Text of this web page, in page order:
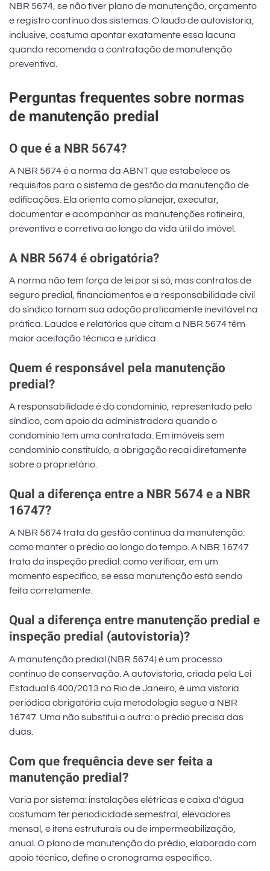
NBR 5674, se não tiver plano de manutenção, orçamento
e registro contínuo dos sistemas. O laudo de autovistoria,
inclusive, costuma apontar exatamente essa lacuna
quando recomenda a contratação de manutenção
preventiva.
Perguntas frequentes sobre normas
de manutenção predial
O que é a NBR 5674?
A NBR 5674 é a norma da ABNT que estabelece os
requisitos para o sistema de gestão da manutenção de
edificações. Ela orienta como planejar, executar,
documentar e acompanhar as manutenções rotineira,
preventiva e corretiva ao longo da vida útil do imóvel.
A NBR 5674 é obrigatória?
A norma não tem força de lei por si só, mas contratos de
seguro predial, financiamentos e a responsabilidade civil
do síndico tornam sua adoção praticamente inevitável na
prática. Laudos e relatórios que citam a NBR 5674 têm
maior aceitação técnica e jurídica.
Quem é responsável pela manutenção
predial?
A responsabilidade é do condomínio, representado pelo
síndico, com apoio da administradora quando o
condomínio tem uma contratada. Em imóveis sem
condomínio constituído, a obrigação recai diretamente
sobre o proprietário.
Qual a diferença entre a NBR 5674 e a NBR
16747?
A NBR 5674 trata da gestão contínua da manutenção:
como manter o prédio ao longo do tempo. A NBR 16747
trata da inspeção predial: como verificar, em um
momento específico, se essa manutenção está sendo
feita corretamente.
Qual a diferença entre manutenção predial e
inspeção predial (autovistoria)?
A manutenção predial (NBR 5674) é um processo
contínuo de conservação. A autovistoria, criada pela Lei
Estadual 6.400/2013 no Rio de Janeiro, é uma vistoria
periódica obrigatória cuja metodologia segue a NBR
16747. Uma não substitui a outra: o prédio precisa das
duas.
Com que frequência deve ser feita a
manutenção predial?
Varia por sistema: instalações elétricas e caixa d'água
costumam ter periodicidade semestral, elevadores
mensal, e itens estruturais ou de impermeabilização,
anual. O plano de manutenção do prédio, elaborado com
apoio técnico, define o cronograma específico.